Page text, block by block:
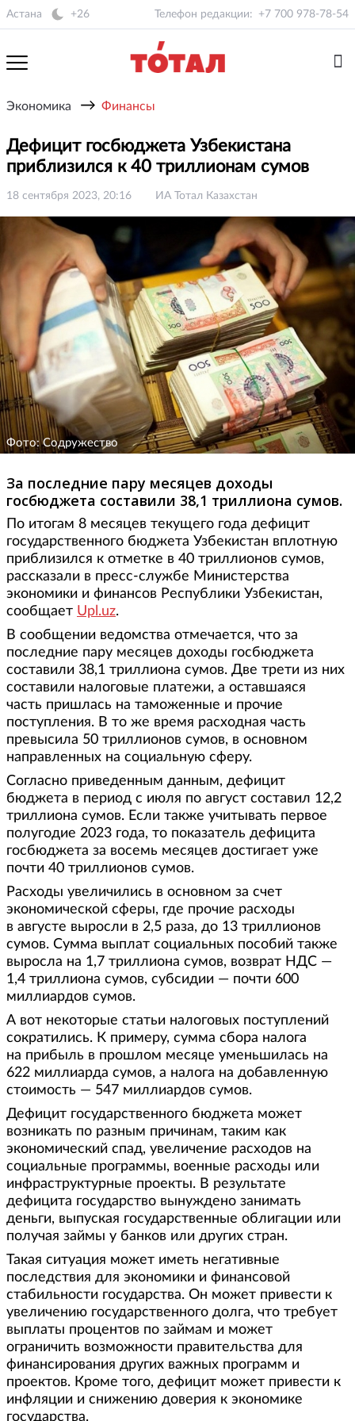
Астана +26 Телефон редакции: +7 700 978-78-54
Экономика → Финансы
Дефицит госбюджета Узбекистана
приблизился к 40 триллионам сумов
18 сентября 2023, 20:16 ИА Тотал Казахстан
Фото: Содружество
За последние пару месяцев доходы
госбюджета составили 38,1 триллиона сумов.
По итогам 8 месяцев текущего года дефицит
государственного бюджета Узбекистан вплотную
приблизился к отметке в 40 триллионов сумов,
рассказали в пресс-службе Министерства
экономики и финансов Республики Узбекистан,
сообщает Upl.uz.
В сообщении ведомства отмечается, что за
последние пару месяцев доходы госбюджета
составили 38,1 триллиона сумов. Две трети из них
составили налоговые платежи, а оставшаяся
часть пришлась на таможенные и прочие
поступления. В то же время расходная часть
превысила 50 триллионов сумов, в основном
направленных на социальную сферу.
Согласно приведенным данным, дефицит
бюджета в период с июля по август составил 12,2
триллиона сумов. Если также учитывать первое
полугодие 2023 года, то показатель дефицита
госбюджета за восемь месяцев достигает уже
почти 40 триллионов сумов.
Расходы увеличились в основном за счет
экономической сферы, где прочие расходы
в августе выросли в 2,5 раза, до 13 триллионов
сумов. Сумма выплат социальных пособий также
выросла на 1,7 триллиона сумов, возврат НДС —
1,4 триллиона сумов, субсидии — почти 600
миллиардов сумов.
А вот некоторые статьи налоговых поступлений
сократились. К примеру, сумма сбора налога
на прибыль в прошлом месяце уменьшилась на
622 миллиарда сумов, а налога на добавленную
стоимость — 547 миллиардов сумов.
Дефицит государственного бюджета может
возникать по разным причинам, таким как
экономический спад, увеличение расходов на
социальные программы, военные расходы или
инфраструктурные проекты. В результате
дефицита государство вынуждено занимать
деньги, выпуская государственные облигации или
получая займы у банков или других стран.
Такая ситуация может иметь негативные
последствия для экономики и финансовой
стабильности государства. Он может привести к
увеличению государственного долга, что требует
выплаты процентов по займам и может
ограничить возможности правительства для
финансирования других важных программ и
проектов. Кроме того, дефицит может привести к
инфляции и снижению доверия к экономике
государства.